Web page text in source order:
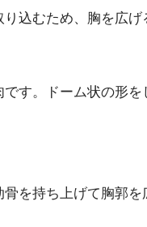
込むため、胸を広げ
す。ドーム状の形
を持ち上げて胸郭を